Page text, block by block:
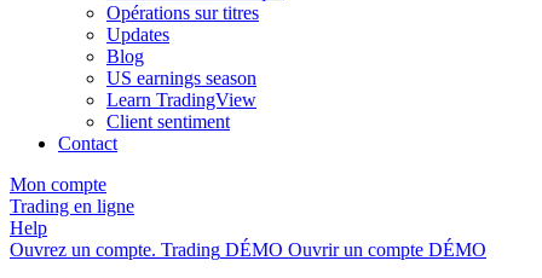
Opérations sur titres
Updates
Blog
US earnings season
Learn TradingView
Client sentiment
Contact
Mon compte
Trading en ligne
Help
Ouvrez un compte. Trading DÉMO Ouvrir un compte DÉMO